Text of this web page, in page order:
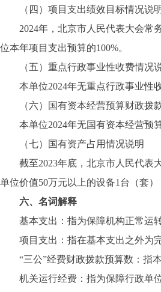
（四）项目支出绩效目标情况说
2024年，北京市人民代表大会常务
位本年项目支出预算的100%。
（五）重点行政事业性收费情况
本单位2024年无重点行政事业性收
（六）国有资本经营预算财政拨
本单位2024年无国有资本经营预算
（七）国有资产占用情况说明
截至2023年底，北京市人民代表大
单位价值50万元以上的设备1台（套）
六、名词解释
基本支出：指为保障机构正常运转
项目支出：指在基本支出之外为完
“三公”经费财政拨款预算数：指本
机关运行经费：指为保障行政单位